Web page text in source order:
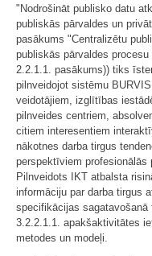
"Nodrošināt publisko datu
publiskās pārvaldes un
pasākums "Centralizētu
publiskās pārvaldes
2.2.1.1. pasākums)) tiks
pilnveidojot sistēmu
veidotājiem, izglītības
pilnveides centriem,
citiem interesentiem
nākotnes darba tirgus
perspektīviem profesionālās
Pilnveidots IKT atbalsta
informāciju par darba tirgus
specifikācijas
3.2.2.1.1. apakšaktivitātes
metodes un modeļi.